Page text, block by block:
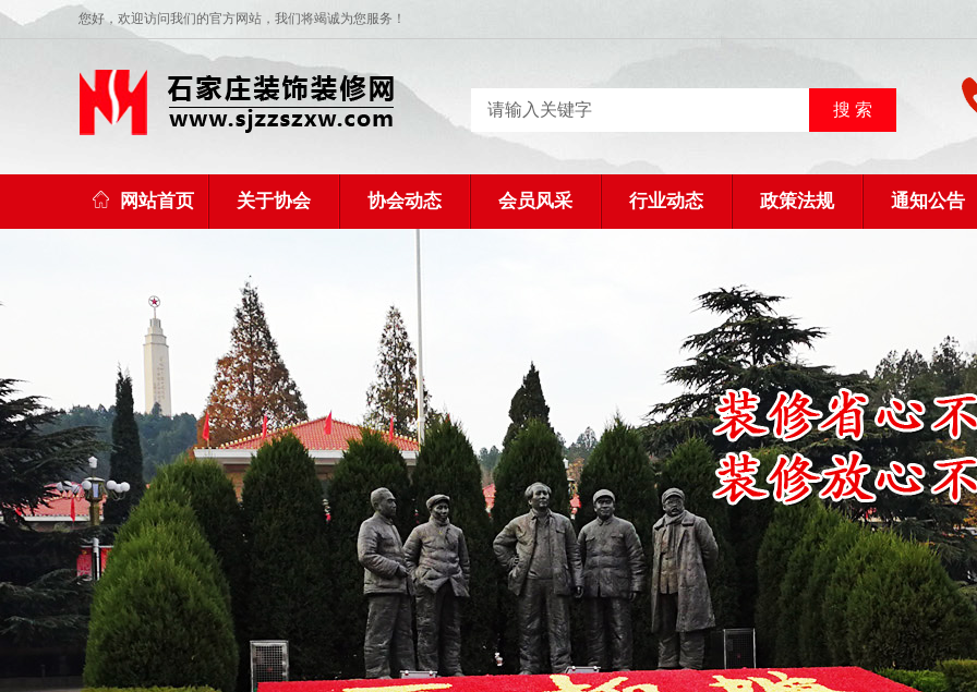
您好，欢迎访问我们的官方网站，我们将竭诚为您服务！
网站首页 关于协会 协会动态 会员风采 行业动态 政策法规 通知公告